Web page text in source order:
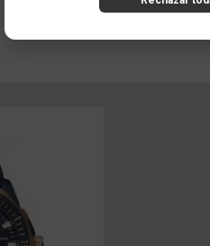
ContentSquare
con exclusión de datos sensibles) y